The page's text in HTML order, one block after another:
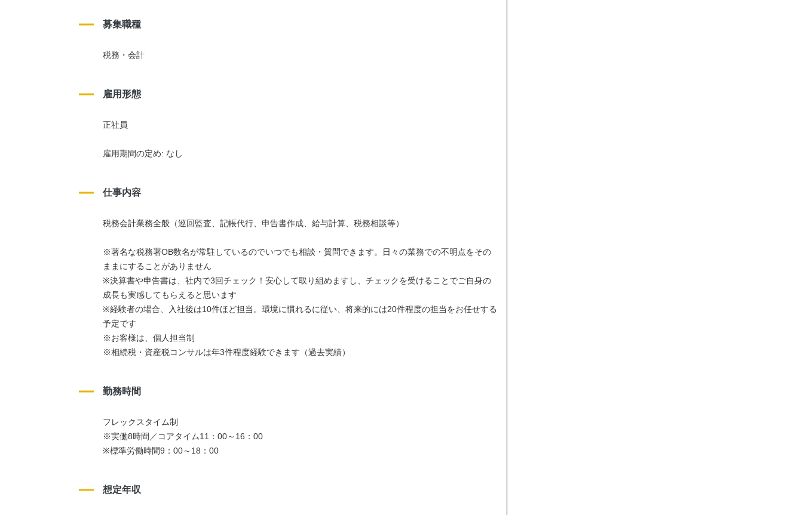
募集職種
税務・会計
雇用形態
正社員
雇用期間の定め: なし
仕事内容
税務会計業務全般（巡回監査、記帳代行、申告書作成、給与計算、税務相談等）
※著名な税務署OB数名が常駐しているのでいつでも相談・質問できます。日々の業務での不明点をその
ままにすることがありません
※決算書や申告書は、社内で3回チェック！安心して取り組めますし、チェックを受けることでご自身の
成長も実感してもらえると思います
※経験者の場合、入社後は10件ほど担当。環境に慣れるに従い、将来的には20件程度の担当をお任せする
予定です
※お客様は、個人担当制
※相続税・資産税コンサルは年3件程度経験できます（過去実績）
勤務時間
フレックスタイム制
※実働8時間／コアタイム11：00～16：00
※標準労働時間9：00～18：00
想定年収